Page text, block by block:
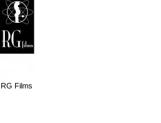
RG Films